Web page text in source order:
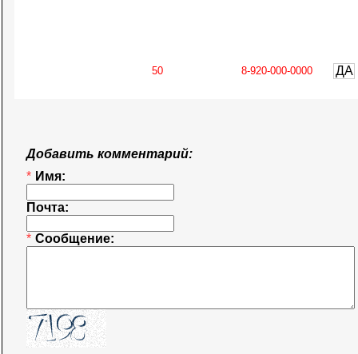
ДА
Добавить комментарий:
* Имя:
Почта:
* Сообщение: